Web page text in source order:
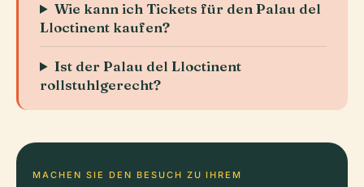
Wie kann ich Tickets für den Palau del
Lloctinent kaufen?
Ist der Palau del Lloctinent
rollstuhlgerecht?
MACHEN SIE DEN BESUCH ZU IHREM